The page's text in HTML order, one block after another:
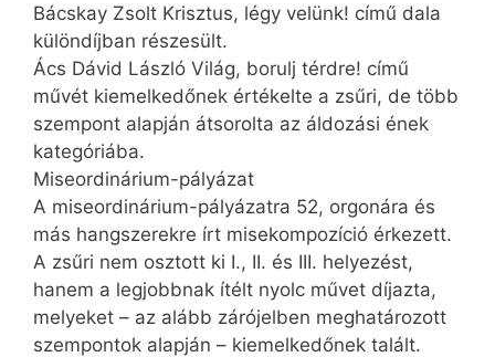
Bácskay Zsolt Krisztus, légy velünk! című dala
különdíjban részesült.
Ács Dávid László Világ, borulj térdre! című
művét kiemelkedőnek értékelte a zsűri, de több
szempont alapján átsorolta az áldozási ének
kategóriába.
Miseordinárium-pályázat
A miseordinárium-pályázatra 52, orgonára és
más hangszerekre írt misekompozíció érkezett.
A zsűri nem osztott ki I., II. és III. helyezést,
hanem a legjobbnak ítélt nyolc művet díjazta,
melyeket – az alább zárójelben meghatározott
szempontok alapján – kiemelkedőnek talált.